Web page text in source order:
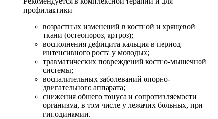
профилактики:
возрастных изменений в костной и хрящевой
ткани (остеопороз, артроз);
восполнения дефицита кальция в период
интенсивного роста у молодых;
травматических повреждений костно-мышечной
системы;
воспалительных заболеваний опорно-
двигательного аппарата;
снижения общего тонуса и сопротивляемости
организма, в том числе у лежачих больных, при
гиподинамии.